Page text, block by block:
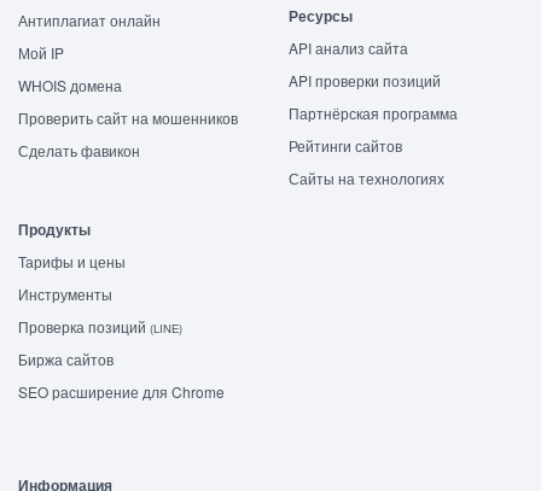
Антиплагиат онлайн
Мой IP
WHOIS домена
Проверить сайт на мошенников
Сделать фавикон
Ресурсы
API анализ сайта
API проверки позиций
Партнёрская программа
Рейтинги сайтов
Сайты на технологиях
Продукты
Тарифы и цены
Инструменты
Проверка позиций (LINE)
Биржа сайтов
SEO расширение для Chrome
Информация